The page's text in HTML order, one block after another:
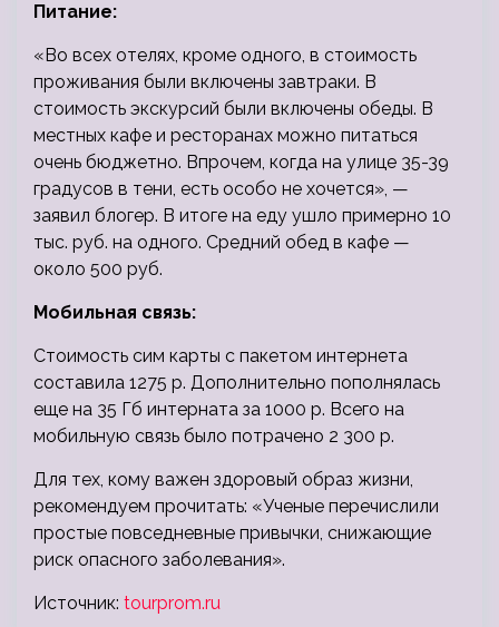
Питание:
«Во всех отелях, кроме одного, в стоимость
проживания были включены завтраки. В
стоимость экскурсий были включены обеды. В
местных кафе и ресторанах можно питаться
очень бюджетно. Впрочем, когда на улице 35-39
градусов в тени, есть особо не хочется», —
заявил блогер. В итоге на еду ушло примерно 10
тыс. руб. на одного. Средний обед в кафе —
около 500 руб.
Мобильная связь:
Стоимость сим карты с пакетом интернета
составила 1275 р. Дополнительно пополнялась
еще на 35 Гб интерната за 1000 р. Всего на
мобильную связь было потрачено 2 300 р.
Для тех, кому важен здоровый образ жизни,
рекомендуем прочитать: «Ученые перечислили
простые повседневные привычки, снижающие
риск опасного заболевания».
Источник: tourprom.ru